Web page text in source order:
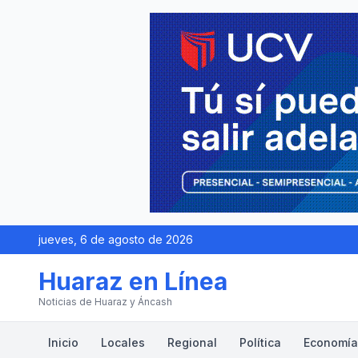
jueves, 6 de agosto de 2026
Huaraz en Línea
Noticias de Huaraz y Áncash
Inicio Locales Regional Política Economía